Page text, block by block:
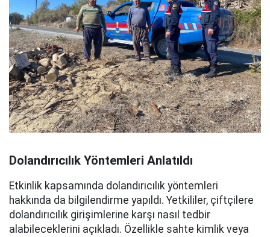
Dolandırıcılık Yöntemleri Anlatıldı
Etkinlik kapsamında dolandırıcılık yöntemleri
hakkında da bilgilendirme yapıldı. Yetkililer, çiftçilere
dolandırıcılık girişimlerine karşı nasıl tedbir
alabileceklerini açıkladı. Özellikle sahte kimlik veya